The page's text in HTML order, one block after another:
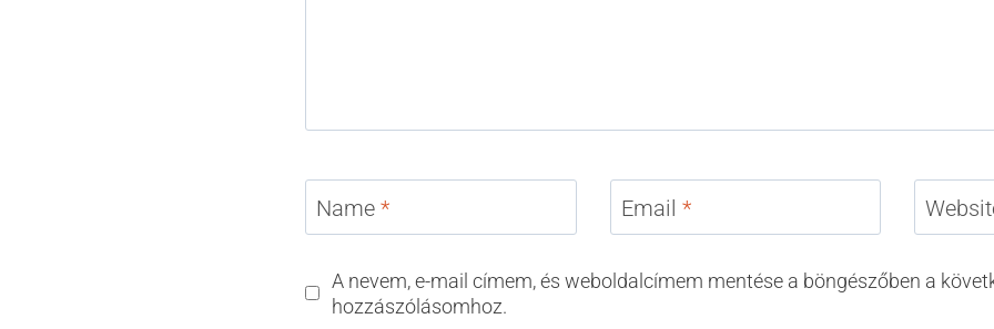
Name * Email *
A nevem, e-mail címem, és weboldalcímem mentése a böngészőben a
hozzászólásomhoz.